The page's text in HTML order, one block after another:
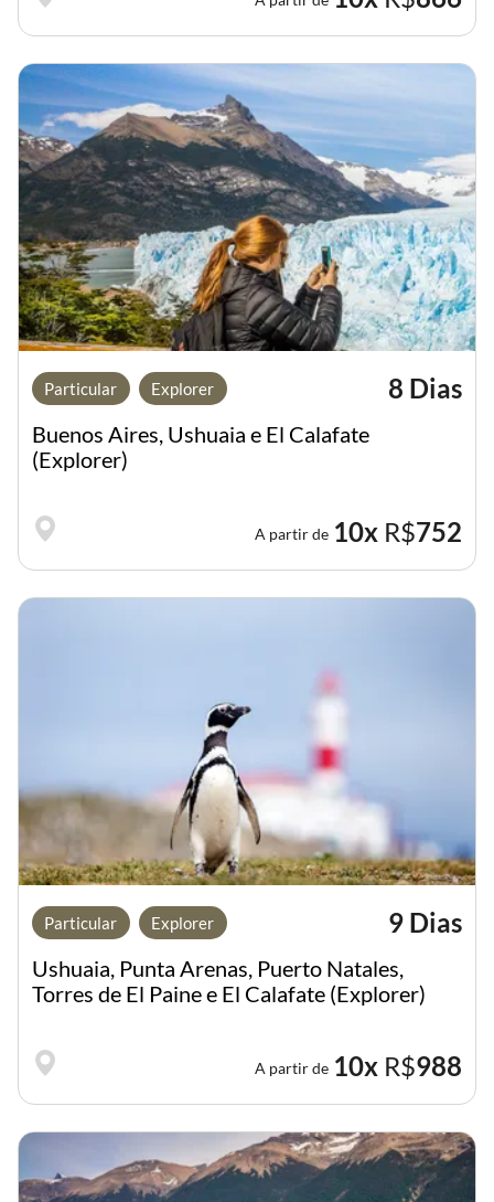
Particular Explorer 8 Dias
Buenos Aires, Ushuaia e El Calafate
(Explorer)
A partir de 10x R$752
Particular Explorer 9 Dias
Ushuaia, Punta Arenas, Puerto Natales,
Torres de El Paine e El Calafate (Explorer)
A partir de 10x R$988